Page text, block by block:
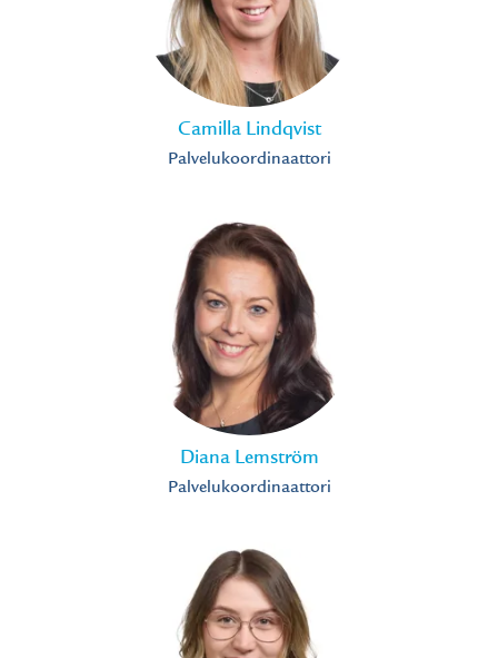
Camilla Lindqvist
Palvelukoordinaattori
Diana Lemström
Palvelukoordinaattori